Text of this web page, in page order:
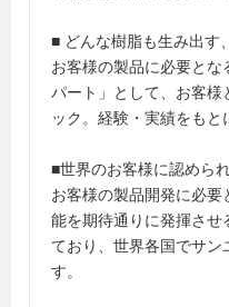
■ どんな樹脂も生み出す
お客様の製品に必要とな
パート」として、お客様
ック。経験・実績をもと
■世界のお客様に認めら
お客様の製品開発に必
能を期待通りに発揮させ
ており、世界各国でサン
す。